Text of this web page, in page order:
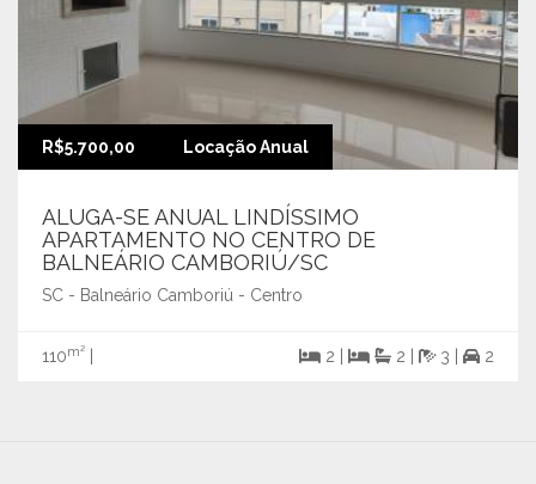
R$5.700,00 Locação Anual
ALUGA-SE ANUAL LINDÍSSIMO
APARTAMENTO NO CENTRO DE
BALNEÁRIO CAMBORIÚ/SC
SC - Balneário Camboriú - Centro
110m² 2 | 2 | 3 | 2